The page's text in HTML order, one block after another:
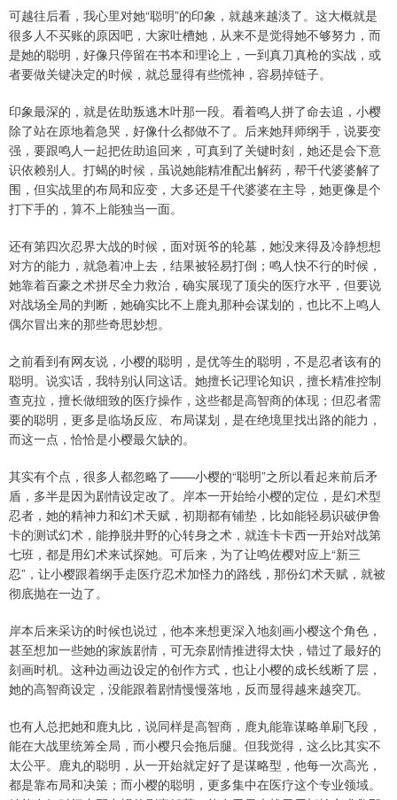
可越往后看，我心里对她“聪明”的印象，就越来越淡了。这大概就是
很多人不买账的原因吧，大家吐槽她，从来不是觉得她不够努力，而
是她的聪明，好像只停留在书本和理论上，一到真刀真枪的实战，或
者要做关键决定的时候，就总显得有些慌神，容易掉链子。
印象最深的，就是佐助叛逃木叶那一段。看着鸣人拼了命去追，小樱
除了站在原地着急哭，好像什么都做不了。后来她拜师纲手，说要变
强，要跟鸣人一起把佐助追回来，可真到了关键时刻，她还是会下意
识依赖别人。打蝎的时候，虽说她能精准配出解药，帮千代婆婆解了
围，但实战里的布局和应变，大多还是千代婆婆在主导，她更像是个
打下手的，算不上能独当一面。
还有第四次忍界大战的时候，面对斑爷的轮墓，她没来得及冷静想想
对方的能力，就急着冲上去，结果被轻易打倒；鸣人快不行的时候，
她靠着百豪之术拼尽全力救治，确实展现了顶尖的医疗水平，但要说
对战场全局的判断，她确实比不上鹿丸那种会谋划的，也比不上鸣人
偶尔冒出来的那些奇思妙想。
之前看到有网友说，小樱的聪明，是优等生的聪明，不是忍者该有的
聪明。说实话，我特别认同这话。她擅长记理论知识，擅长精准控制
查克拉，擅长做细致的医疗操作，这些都是高智商的体现；但忍者需
要的聪明，更多是临场反应、布局谋划，是在绝境里找出路的能力，
而这一点，恰恰是小樱最欠缺的。
其实有个点，很多人都忽略了——小樱的“聪明”之所以看起来前后矛
盾，多半是因为剧情设定改了。岸本一开始给小樱的定位，是幻术型
忍者，她的精神力和幻术天赋，初期都有铺垫，比如能轻易识破伊鲁
卡的测试幻术，能挣脱井野的心转身之术，就连卡卡西一开始对战第
七班，都是用幻术来试探她。可后来，为了让鸣佐樱对应上“新三
忍”，让小樱跟着纲手走医疗忍术加怪力的路线，那份幻术天赋，就被
彻底抛在一边了。
岸本后来采访的时候也说过，他本来想更深入地刻画小樱这个角色，
甚至想加一些她的家族剧情，可无奈剧情推进得太快，错过了最好的
刻画时机。这种边画边设定的创作方式，也让小樱的成长线断了层，
她的高智商设定，没能跟着剧情慢慢落地，反而显得越来越突兀。
也有人总把她和鹿丸比，说同样是高智商，鹿丸能靠谋略单刷飞段，
能在大战里统筹全局，而小樱只会拖后腿。但我觉得，这么比其实不
太公平。鹿丸的聪明，从一开始就定好了是谋略型，他每一次高光，
都是靠布局和决策；而小樱的聪明，更多集中在医疗这个专业领域。